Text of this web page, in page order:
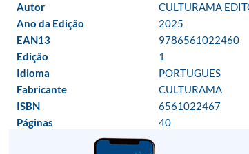
Autor
CULTURAMA
Ano da Edição
2025
EAN13
9786561022460
Edição
1
Idioma
PORTUGUES
Fabricante
CULTURAMA
ISBN
6561022467
Páginas
40